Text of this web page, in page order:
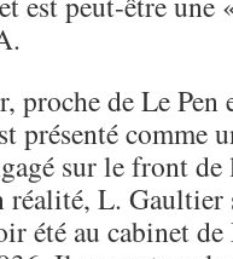
proche de Le Pen
présenté comme
sur le front de
L. Gaultier
été au cabinet